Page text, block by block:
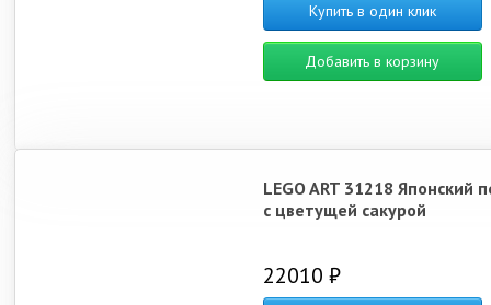
Купить в один клик
Добавить в корзину
LEGO ART 31218 Японский
с цветущей сакурой
22010 ₽